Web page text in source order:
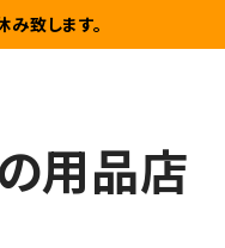
致します。
用品店